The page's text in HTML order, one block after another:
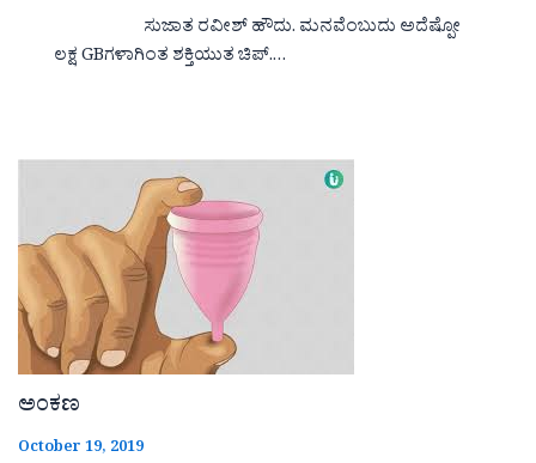
ಸುಜಾತ ರವೀಶ್ ಹೌದು. ಮನವೆಂಬುದು ಅದೆಷ್ಪೋ
ಲಕ್ಷ GBಗಳಾಗಿಂತ ಶಕ್ತಿಯುತ ಚಿಪ್.…
ಅಂಕಣ
October 19, 2019